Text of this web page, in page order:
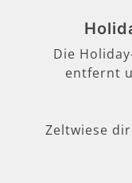
Die
entfernt
Zeltwiese